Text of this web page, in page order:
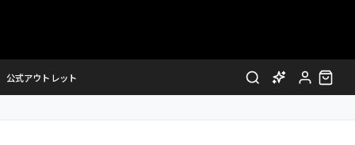
公式アウトレット